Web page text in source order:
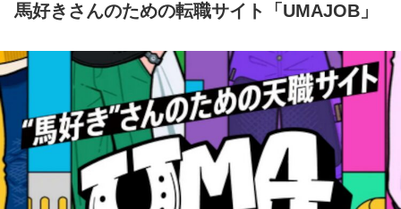
馬好きさんのための転職サイト「UMAJOB」